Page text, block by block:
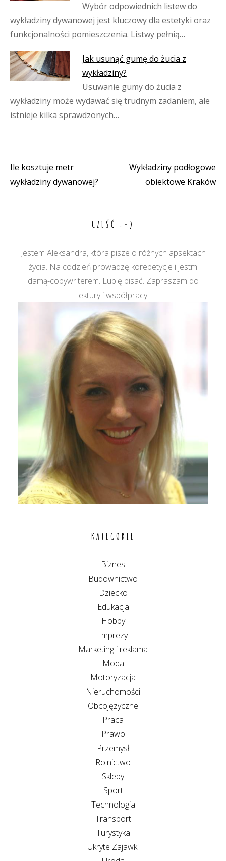
Wybór odpowiednich listew do
wykładziny dywanowej jest kluczowy dla estetyki oraz
funkcjonalności pomieszczenia. Listwy pełnią…
Jak usunąć gumę do żucia z
wykładziny?
Usuwanie gumy do żucia z
wykładziny może wydawać się trudnym zadaniem, ale
istnieje kilka sprawdzonych…
Nawigacja
Ile kosztuje metr
wykładziny dywanowej?
Wykładziny podłogowe
obiektowe Kraków
CZEŚĆ :-)
Jestem Aleksandra, która pisze o różnych apsektach
życia. Na codzień prowadzę korepetycje i jestm
damą-copywriterem. Lubię pisać. Zapraszam do
lektury i współpracy.
KATEGORIE
Biznes
Budownictwo
Dziecko
Edukacja
Hobby
Imprezy
Marketing i reklama
Moda
Motoryzacja
Nieruchomości
Obcojęzyczne
Praca
Prawo
Przemysł
Rolnictwo
Sklepy
Sport
Technologia
Transport
Turystyka
Ukryte Zajawki